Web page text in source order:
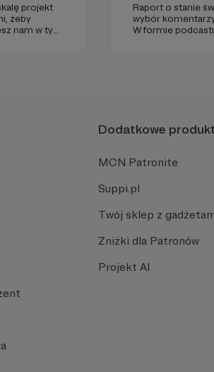
projekt
żeby
nam w tym
Raport o stanie
wybór
W formie
Dodatkowe
MCN Patronite
Suppi.pl
Twój sklep z
Zniżki dla Patronów
Projekt AI